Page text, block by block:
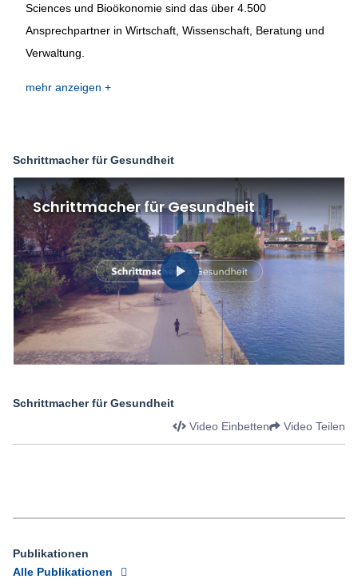
Sciences und Bioökonomie sind das über 4.500
Ansprechpartner in Wirtschaft, Wissenschaft, Beratung und
Verwaltung.
mehr anzeigen
Schrittmacher für Gesundheit
Schrittmacher für Gesundheit
Video Teilen
Video Einbetten
Publikationen
Alle Publikationen